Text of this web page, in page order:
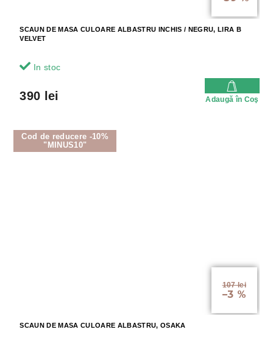
SCAUN DE MASA CULOARE ALBASTRU INCHIS / NEGRU, LIRA B
VELVET
In stoc
390 lei Adaugă în Coş
Cod de reducere -10%
"MINUS10"
107 lei
–3 %
SCAUN DE MASA CULOARE ALBASTRU, OSAKA